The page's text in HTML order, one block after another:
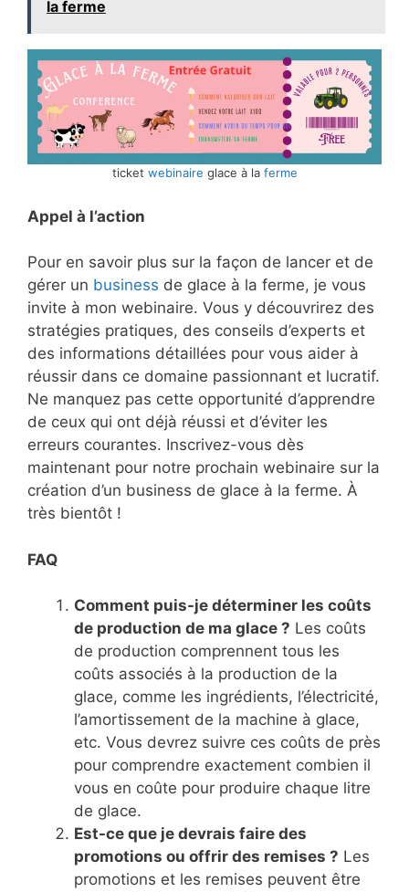
la ferme
ticket webinaire glace à la ferme
Appel à l’action
Pour en savoir plus sur la façon de lancer et de
gérer un business de glace à la ferme, je vous
invite à mon webinaire. Vous y découvrirez des
stratégies pratiques, des conseils d’experts et
des informations détaillées pour vous aider à
réussir dans ce domaine passionnant et lucratif.
Ne manquez pas cette opportunité d’apprendre
de ceux qui ont déjà réussi et d’éviter les
erreurs courantes. Inscrivez-vous dès
maintenant pour notre prochain webinaire sur la
création d’un business de glace à la ferme. À
très bientôt !
FAQ
Comment puis-je déterminer les coûts
de production de ma glace ? Les coûts
de production comprennent tous les
coûts associés à la production de la
glace, comme les ingrédients, l’électricité,
l’amortissement de la machine à glace,
etc. Vous devrez suivre ces coûts de près
pour comprendre exactement combien il
vous en coûte pour produire chaque litre
de glace.
Est-ce que je devrais faire des
promotions ou offrir des remises ? Les
promotions et les remises peuvent être